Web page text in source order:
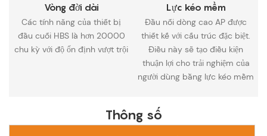
Vòng đời dài
Các tính năng của thiết bị
đầu cuối HBS là hơn 20000
chu kỳ với độ ổn định vượt trội
Lực kéo mềm
Đầu nối dòng cao AP được
thiết kế với cấu trúc đặc biệt.
Điều này sẽ tạo điều kiện
thuận lợi cho trải nghiệm của
người dùng bằng lực kéo mềm
Thông số